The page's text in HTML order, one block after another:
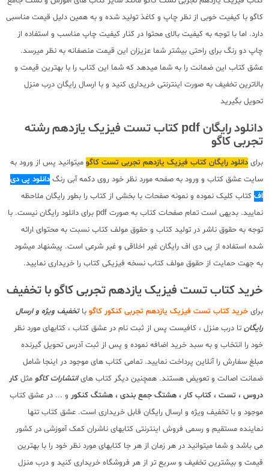
کاگو با کیفیت خوبی از نظر چاپ و کاغذ تولید شده و به همین دلیل قیمت مناسبی
دارد. اما با توجه به کیفیت بالای محتوا در کنار کیفیت چاپ مناسب و استفاده از
چاپ دو رنگ برای راحتی بیشتر شما عزیزان این قیمت منصفانه به نظر میرسد.
عشق کتاب این ضمانت را به شما میدهد که شما این کتاب را با بهترین قیمت و
بالاترین تخفیف به صورت اینترنتی خریداری کنید و با ارسال رایگان درب منزل
تحویل بگیرید
دانلود رایگان pdf کتاب تست فیزیک یازدهم رشته
تجربی کاگو
برای دانلود رایگان کتاب فیزیک یازدهم تجربی تست کاگو میتوانید پس از ورود به
سایت عشق کتاب و ورود به صفحه مورد نظر خود روی دکمه آبی رنگ دانلود پی دی
اف کتاب کلیک نموده و نمونه صفحات با بخشی از کتاب را بطور رایگان ملاحظه
نمایید. بدیهی است تمام صفحات کتاب به صورت pdf برای دانلود رایگان نیست. با
توجه به حقوق ناشر در تولید کتاب و حقوق مولف کتاب نسبت به محتوای ارائه
شده استفاده از پی دی اف رایگان غیر اخلاقی و غیر شرعی است. پیشنهاد میشود
به جهت حمایت از حقوق مولف کتاب نسخه فیزیکی کتاب را خریداری نمایید.
خرید کتاب تست فیزیک یازدهم تجربی کاگو با تخفیف
برای خرید کتاب تست فیزیک یازدهم تجربی کنکور کاگو باتخفیف ویژه و ارسال
رایگان تا درب منزل ، کافیست پس از ثبت نام در عشق کتاب ، کتابهای مورد نظر
خود را انتخاب و به سبد خرید اضافه نموده و پس از ثبت آدرس تحویل گیرنده
مبلغ سفارش را آنلاین پرداخت نمایید. تمامی کتاب های موجود در اینجا شامل
ضمانت اصالت و تعویض هستند. همچنین دیگر کتاب هایانتشارات کاگو مثل کار
دروس ، تست ، کتاب کار ، هشتگ جمع بندی ، هشتگ کنکور و ... در عشق کتاب
موجود و با تخفیف ویژه و ارسال رایگان قابل خریداری است. عشق کتاب تنها
نماینده مستقیم و رسمی فروش اینترنتی کتابهای ناشران کمک آموزشی در کشور
می باشد و شما میتوانید در هر زمان از هر جا کتابهای مورد نظر خود را با بهترین
قیمت و بیشترین تخفیف و سریع تر از هر فروشگاه خریداری کنید و درب منزل